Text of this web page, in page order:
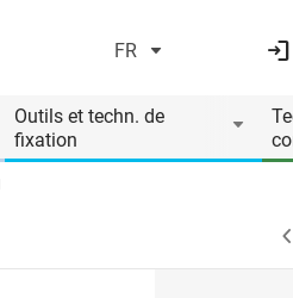
FR
Outils et techn. de
fixation